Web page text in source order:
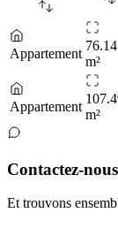
Appartement
76.14
m²
Appartement
m²
Contactez-nous
Et trouvons